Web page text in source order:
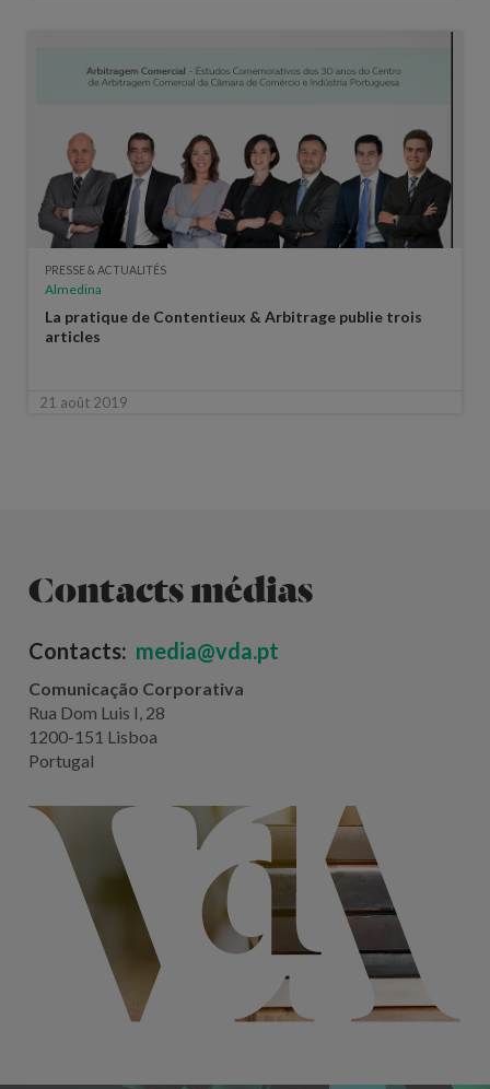
PRESSE & ACTUALITÉS
Almedina
La pratique de Contentieux & Arbitrage publie trois
articles
21 août 2019
Contacts médias
Contacts: media@vda.pt
Comunicação Corporativa
Rua Dom Luis I, 28
1200-151 Lisboa
Portugal